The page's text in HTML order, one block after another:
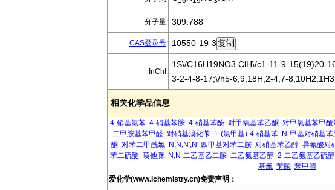
分子量: 309.788
CAS登录号: 10550-19-3
InChI:
1S\/C16H19NO3.ClH\/c1-11-9-15(19)20-
3-2-4-8-17;\/h5-6,9,18H,2-4,7-
相关化学品信息
4-硝基氯苯 4-硝基苯胺 4-硝基苯酚 对甲氧基苯乙酮 对甲氧基苯甲酰
二甲胺基苯甲醛 对硝基溴化苄 1-(氯甲基)-4-硝基苯 N-甲基对硝基苯
酮 对苯二甲酰氯 N,N,N',N'-四甲基对苯二胺 对硝基苯乙醇 异氰酸对
苯二硫醚 喷他脒 N,N-二乙基乙二胺 二乙氨基乙醇 2-二乙氨基乙硫醇
基氯 苄胺 苯甲腈
爱化学(www.ichemistry.cn)免责声明：